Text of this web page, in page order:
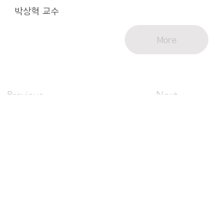
박상혁 교수
More
Previous Next